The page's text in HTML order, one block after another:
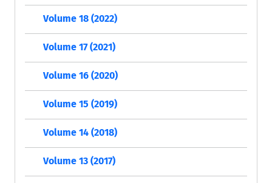
Volume 18 (2022)
Volume 17 (2021)
Volume 16 (2020)
Volume 15 (2019)
Volume 14 (2018)
Volume 13 (2017)